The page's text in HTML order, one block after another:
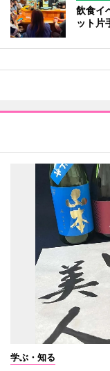
飲食イ
ット片
学ぶ・知る